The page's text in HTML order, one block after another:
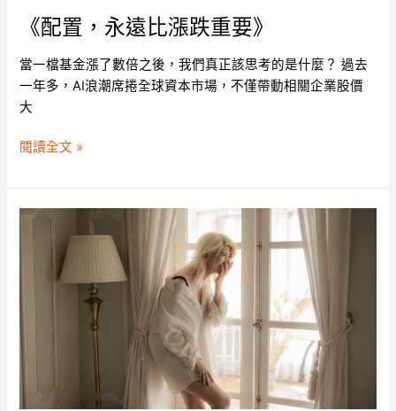
《配置，永遠比漲跌重要》
當一檔基金漲了數倍之後，我們真正該思考的是什麼？ 過去
一年多，AI浪潮席捲全球資本市場，不僅帶動相關企業股價
大
閱讀全文 »
《延